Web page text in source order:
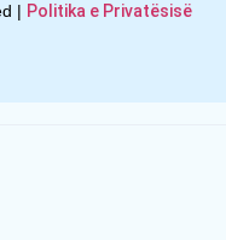
| Politika e Privatësisë